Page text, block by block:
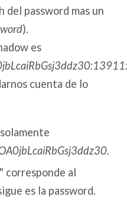
del password mas un
).
es
cuenta de lo
corresponde al
es la password.